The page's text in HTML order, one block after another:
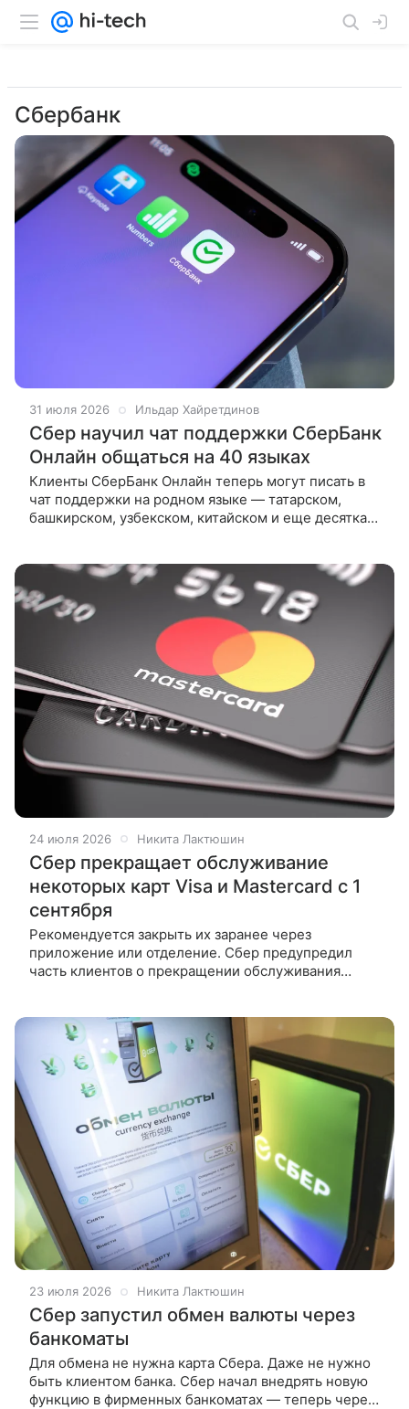
Сбербанк
31 июля 2026 Ильдар Хайретдинов
Сбер научил чат поддержки СберБанк
Онлайн общаться на 40 языках
Клиенты СберБанк Онлайн теперь могут писать в
чат поддержки на родном языке — татарском,
башкирском, узбекском, китайском и еще десятках
24 июля 2026 Никита Лактюшин
Сбер прекращает обслуживание
некоторых карт Visa и Mastercard с 1
сентября
Рекомендуется закрыть их заранее через
приложение или отделение. Сбер предупредил
часть клиентов о прекращении обслуживания
23 июля 2026 Никита Лактюшин
Сбер запустил обмен валюты через
банкоматы
Для обмена не нужна карта Сбера. Даже не нужно
быть клиентом банка. Сбер начал внедрять новую
функцию в фирменных банкоматах — теперь через